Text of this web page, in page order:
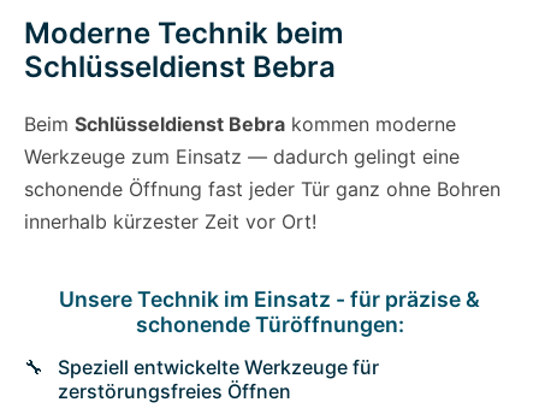
Moderne Technik beim
Schlüsseldienst Bebra
Beim Schlüsseldienst Bebra kommen moderne
Werkzeuge zum Einsatz — dadurch gelingt eine
schonende Öffnung fast jeder Tür ganz ohne Bohren
innerhalb kürzester Zeit vor Ort!
Unsere Technik im Einsatz - für präzise &
schonende Türöffnungen:
Speziell entwickelte Werkzeuge für
zerstörungsfreies Öffnen